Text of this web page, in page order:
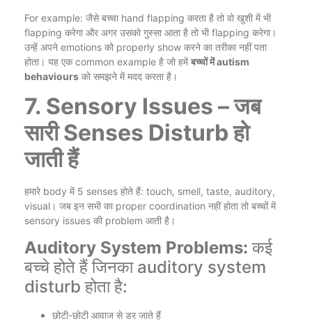
For example: जैसे बच्चा hand flapping करता है तो वो खुशी में भी
flapping करेगा और अगर उसको गुस्सा आता है तो भी flapping करेगा।
उन्हें अपने emotions को properly show करने का तरीका नहीं पता
होता। यह एक common example है जो हमेंबच्चों में autism
behaviours को समझने में मदद करता है।
7. Sensory Issues – जब
सारी Senses Disturb हो
जाती हैं
हमारे body में 5 senses होते हैं: touch, smell, taste, auditory,
visual। जब इन सभी का proper coordination नहीं होता तो बच्चों में
sensory issues की problem आती है।
Auditory System Problems: कई
बच्चे होते हैं जिनका auditory system
disturb होता है:
छोटी-छोटी आवाज से डर जाते हैं